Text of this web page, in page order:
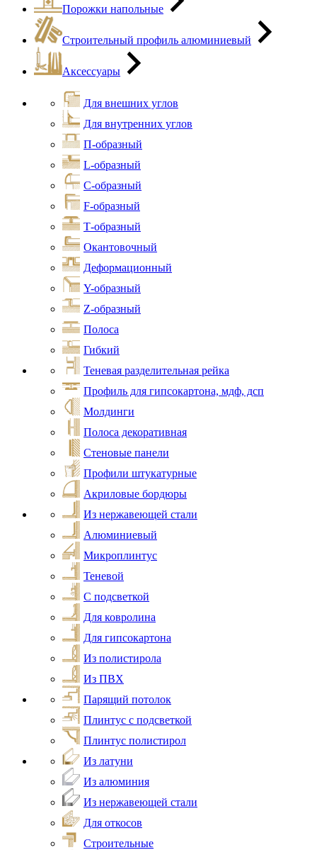
Порожки напольные
Строительный профиль алюминиевый
Аксессуары
Для внешних углов
Для внутренних углов
П-образный
L-образный
С-образный
F-образный
Т-образный
Окантовочный
Деформационный
Y-образный
Z-образный
Полоса
Гибкий
Теневая разделительная рейка
Профиль для гипсокартона, мдф, дсп
Молдинги
Полоса декоративная
Стеновые панели
Профили штукатурные
Акриловые бордюры
Из нержавеющей стали
Алюминиевый
Микроплинтус
Теневой
С подсветкой
Для ковролина
Для гипсокартона
Из полистирола
Из ПВХ
Парящий потолок
Плинтус с подсветкой
Плинтус полистирол
Из латуни
Из алюминия
Из нержавеющей стали
Для откосов
Строительные